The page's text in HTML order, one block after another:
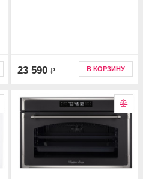
23 590 ₽ В КОРЗИНУ